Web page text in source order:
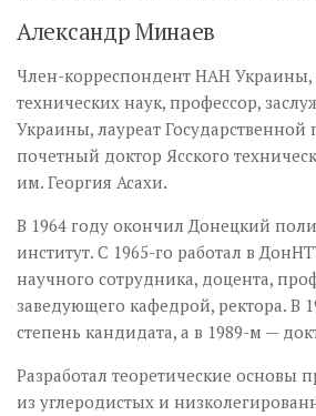
Александр Минаев
Член-корреспондент НАН Украины,
технических наук, профессор,
Украины, лауреат
почетный доктор Ясского
им. Георгия Асахи.
В 1964 году окончил Донецкий
институт. С 1965-го работал в
научного сотрудника, доцента,
заведующего кафедрой, ректора. В
степень кандидата, а в 1989-м —
Разработал теоретические основы
из углеродистых и